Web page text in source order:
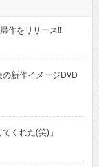
作をリリース!!
新作イメージDVD
くれた(笑)」